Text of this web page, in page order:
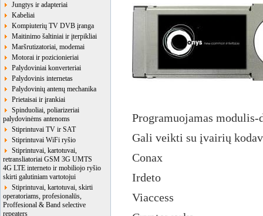
Jungtys ir adapteriai
Kabeliai
Kompiuterių TV DVB įranga
Maitinimo šaltiniai ir įterpikliai
Maršrutizatoriai, modemai
Motorai ir pozicionieriai
Palydoviniai konverteriai
Palydovinis internetas
Palydovinių antenų mechanika
Prietaisai ir įrankiai
Spinduoliai, poliarizeriai
palydovinėms antenoms
Stiprintuvai TV ir SAT
Stiprintuvai WiFi ryšio
Stiprintuvai, kartotuvai,
retransliatoriai GSM 3G UMTS
4G LTE interneto ir mobiliojo ryšio
skirti galutiniam vartotojui
Stiprintuvai, kartotuvai, skirti
operatoriams, profesionalūs,
Proffesional & Band selective
repeaters
Programuojamas modulis-
Gali veikti su įvairių
Conax
Irdeto
Viaccess